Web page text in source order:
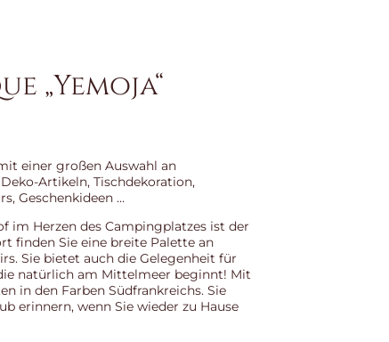
„Yemoja“
einer großen Auswahl an
Artikeln, Tischdekoration,
Geschenkideen …
im Herzen des Campingplatzes ist der
finden Sie eine breite Palette an
Sie bietet auch die Gelegenheit für
natürlich am Mittelmeer beginnt! Mit
in den Farben Südfrankreichs. Sie
erinnern, wenn Sie wieder zu Hause